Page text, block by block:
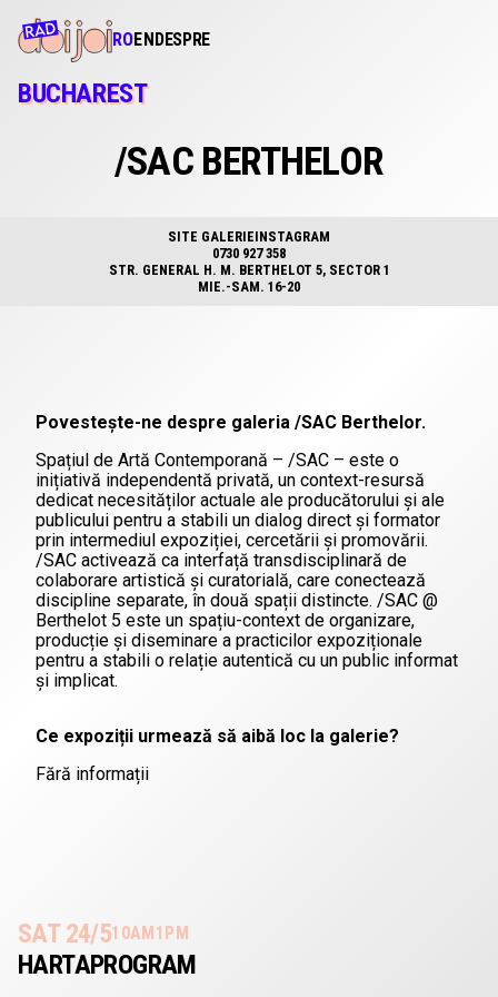
ROENDESPRE
BUCHAREST
SAT 24/510AM1PM
HARTAPROGRAM
/SAC BERTHELOR
SITE GALERIEINSTAGRAM
0730 927 358
STR. GENERAL H. M. BERTHELOT 5, SECTOR 1
MIE.-SAM. 16-20
Povestește-ne despre galeria /SAC Berthelor.
Spațiul de Artă Contemporană – /SAC – este o
inițiativă independentă privată, un context-resursă
dedicat necesităților actuale ale producătorului și ale
publicului pentru a stabili un dialog direct și formator
prin intermediul expoziției, cercetării și promovării.
/SAC activează ca interfață transdisciplinară de
colaborare artistică și curatorială, care conectează
discipline separate, în două spații distincte. /SAC @
Berthelot 5 este un spațiu-context de organizare,
producție și diseminare a practicilor expoziționale
pentru a stabili o relație autentică cu un public informat
și implicat.
Ce expoziții urmează să aibă loc la galerie?
Fără informații